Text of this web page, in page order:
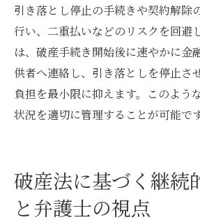
引き落とし停止の手続きや契約解除
行い、二重払いなどのリスクを回避
は、破産手続き開始後に速やかに金
供者へ連絡し、引き落としを停止さ
負担を最小限に抑えます。このよう
状況を適切に管理することが可能です
破産法に基づく継続
と弁護士の視点